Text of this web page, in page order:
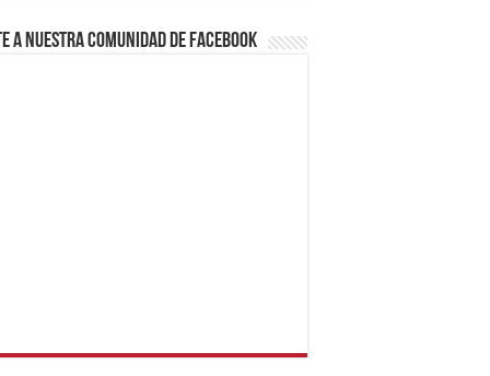
a nuestra comunidad de Facebook